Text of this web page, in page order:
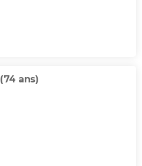
(74 ans)